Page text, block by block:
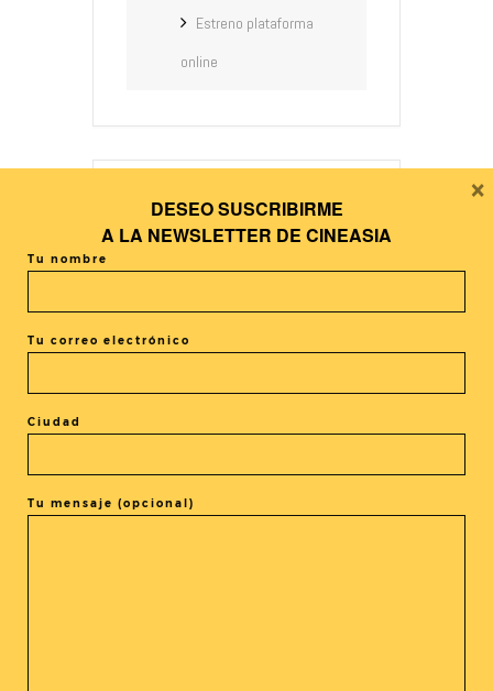
Estreno plataforma
online
El evento está terminado.
DESEO SUSCRIBIRME
A LA NEWSLETTER DE CINEASIA
Tu nombre
Tu correo electrónico
Ciudad
Tu mensaje (opcional)
×